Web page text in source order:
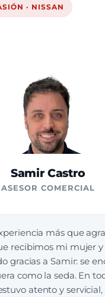
· NISSAN
Samir Castro
ASESOR COMERCIAL
más que
recibimos mi mujer y
gracias a Samir: se
como la seda. En
atento y servicial,